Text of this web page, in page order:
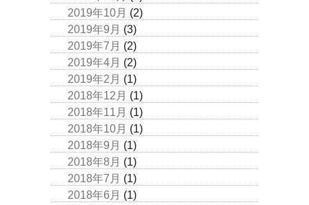
2019年10月 (2)
2019年9月 (3)
2019年7月 (2)
2019年4月 (2)
2019年2月 (1)
2018年12月 (1)
2018年11月 (1)
2018年10月 (1)
2018年9月 (1)
2018年8月 (1)
2018年7月 (1)
2018年6月 (1)